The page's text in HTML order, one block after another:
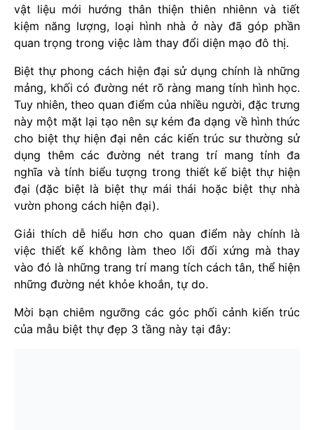
vật liệu mới hướng thân thiện thiên nhiênn và tiết
kiệm năng lượng, loại hình nhà ở này đã góp phần
quan trọng trong việc làm thay đổi diện mạo đô thị.
Biệt thự phong cách hiện đại sử dụng chính là những
mảng, khối có đường nét rõ ràng mang tính hình học.
Tuy nhiên, theo quan điểm của nhiều người, đặc trưng
này một mặt lại tạo nên sự kém đa dạng về hình thức
cho biệt thự hiện đại nên các kiến trúc sư thường sử
dụng thêm các đường nét trang trí mang tính đa
nghĩa và tính biểu tượng trong thiết kế biệt thự hiện
đại (đặc biệt là biệt thự mái thái hoặc biệt thự nhà
vườn phong cách hiện đại).
Giải thích dễ hiểu hơn cho quan điểm này chính là
việc thiết kế không làm theo lối đối xứng mà thay
vào đó là những trang trí mang tích cách tân, thể hiện
những đường nét khỏe khoắn, tự do.
Mời bạn chiêm ngưỡng các góc phối cảnh kiến trúc
của mẫu biệt thự đẹp 3 tầng này tại đây: